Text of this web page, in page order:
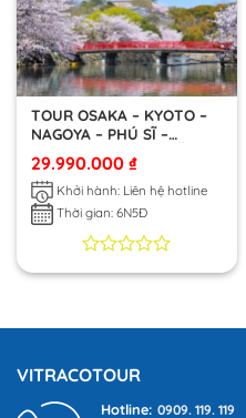
đánh
giá
TOUR OSAKA – KYOTO –
NAGOYA – PHÚ SĨ –
IBARAKI – TOKYO (LỄ
30/04)
29.990.000₫
Khởi hành: Liên hệ hotline
Thời gian: 6N5Đ
0
0
giá
VITRACOTOUR
Hotline: 0909. 119. 119